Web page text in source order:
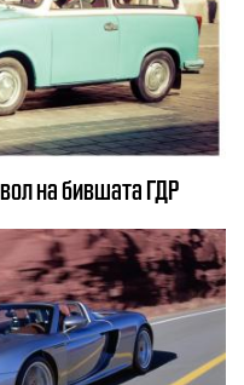
на бившата ГДР